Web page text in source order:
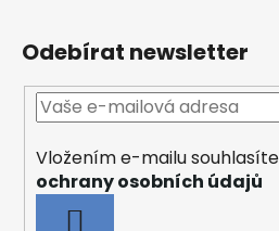
Odebírat newsletter
Vložením e-mailu
ochrany osobních údajů